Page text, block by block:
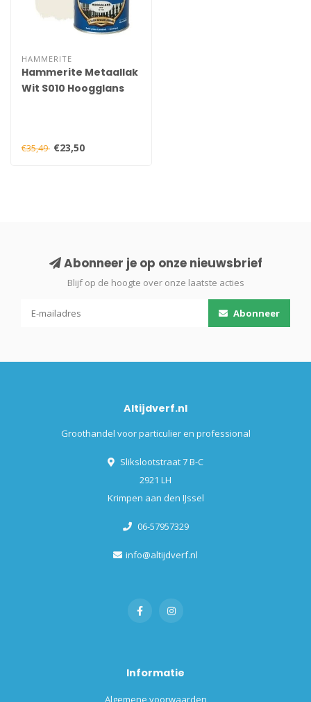
HAMMERITE
Hammerite Metaallak
Wit S010 Hoogglans
€35,49 €23,50
Abonneer je op onze nieuwsbrief
Blijf op de hoogte over onze laatste acties
Abonneer
Altijdverf.nl
Groothandel voor particulier en professional
Slikslootstraat 7 B-C
2921 LH
Krimpen aan den IJssel
06-57957329
info@altijdverf.nl
Informatie
Algemene voorwaarden